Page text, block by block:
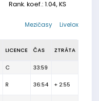
Rank. koef.: 1.04, KS
Livelox
Mezičasy
LICENCE ČAS ZTRÁTA
C 33:59
R 36:54 + 2:55